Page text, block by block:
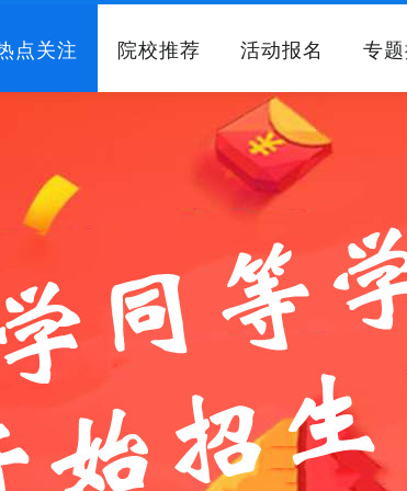
点关注 院校推荐 活动报名 专